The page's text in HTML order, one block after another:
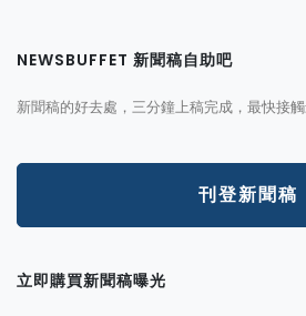
NEWSBUFFET 新聞稿自助吧
新聞稿的好去處，三分鐘上稿完成，最快接
刊登新聞稿
立即購買新聞稿曝光